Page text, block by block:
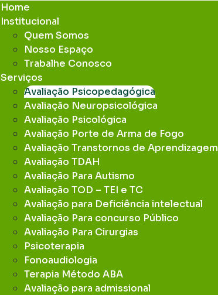
Home
Institucional
Quem Somos
Nosso Espaço
Trabalhe Conosco
Serviços
Avaliação Psicopedagógica
Avaliação Neuropsicológica
Avaliação Psicológica
Avaliação Porte de Arma de Fogo
Avaliação Transtornos de Aprendizagem
Avaliação TDAH
Avaliação Para Autismo
Avaliação TOD – TEI e TC
Avaliação para Deficiência intelectual
Avaliação Para concurso Público
Avaliação Para Cirurgias
Psicoterapia
Fonoaudiologia
Terapia Método ABA
Avaliação para admissional